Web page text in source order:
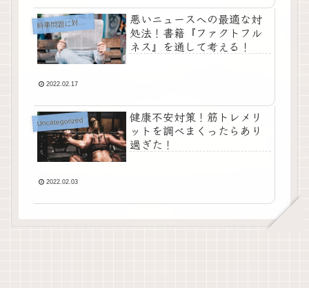
時事問題に対する不安
悪いニュースへの最適な対
処法！書籍『ファクトフル
ネス』を通して考える！
2022.02.17
Uncategorized
健康不安対策！筋トレメリ
ットを調べまくったらあり
過ぎた！
2022.02.03